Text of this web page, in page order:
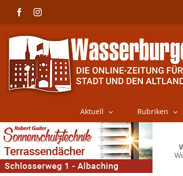
FacebookInstagram
Aktuell Rubriken